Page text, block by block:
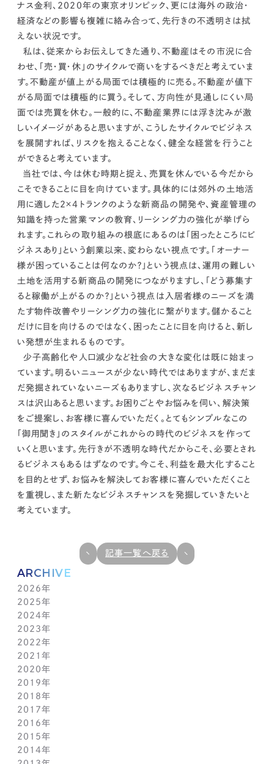
ARCHIVE
2026年
7月(1)
6月(1)
5月(1)
4月(1)
3月(1)
2月(1)
1月(1)
2025年
12月(1)
11月(1)
10月(1)
9月(1)
8月(1)
7月(1)
6月(1)
5月(1)
4月(1)
3月(1)
2月(1)
2024年
11月(1)
10月(1)
9月(1)
8月(1)
7月(1)
6月(1)
5月(1)
4月(1)
3月(1)
2月(1)
2023年
11月(1)
10月(1)
9月(1)
8月(1)
7月(1)
6月(1)
5月(1)
4月(1)
3月(1)
2022年
11月(1)
10月(1)
9月(1)
8月(1)
7月(1)
6月(1)
5月(1)
4月(1)
2021年
11月(1)
10月(1)
9月(1)
8月(1)
7月(1)
6月(1)
5月(1)
2020年
11月(2)
9月(2)
7月(1)
6月(2)
5月(2)
4月(3)
2019年
12月(2)
10月(1)
9月(2)
7月(1)
6月(2)
2018年
12月(1)
11月(1)
10月(1)
9月(2)
2017年
12月(1)
11月(1)
10月(1)
2016年
12月(1)
11月(1)
2015年
12月(1)
2014年
ナス金利、2020年の東京オリンピック、更には海外の政治・
経済などの影響も複雑に絡み合って、先行きの不透明さは拭
えない状況です。
私は、従来からお伝えしてきた通り、 不動産はその市況に合
わせ、「売・買・休」のサイクルで商いをするべきだと考えていま
す。 不動産が値上がる局面では積極的に売る。不動産が値下
がる局面では積極的に買う。そして、方向性が見通しにくい局
面では売買を休む。一般的に、不動産業界には浮き沈みが激
しいイメージがあると思いますが、こうしたサイクルでビジネス
を展開すれば、リスクを抱えることなく、健全な経営を行うこと
ができると考えています。
当社では、今は休む時期と捉え、売買を休んでいる今だから
こそできることに目を向けています。 具体的には郊外の土地活
用に適した2×4トランクのような新商品の開発や、資産管理の
知識を持った営業マンの教育、リーシング力の強化が挙げら
れます。 これらの取り組みの根底にあるのは「困ったところにビ
ジネスあり」という創業以来、変わらない視点です。
「オーナー
様が困っていることは何なのか？」という視点は、運用の難しい
土地を活用する新商品の開発につながりますし、「どう募集す
ると稼働が上がるのか？」という視点は入居者様のニーズを満
たす物件改善やリーシング力の強化に繋がります。儲かること
だけに目を向けるのではなく、困ったことに目を向けると、新し
い発想が生まれるものです。
少子高齢化や人口減少など社会の大きな変化は既に始まっ
ています。明るいニュースが少ない時代ではありますが、まだま
だ発掘されていないニーズもありますし、次なるビジネスチャン
スは沢山あると思います。 お困りごとやお悩みを伺い、解決策
をご提案し、お客様に喜んでいただく。とてもシンプルなこの
「御用聞き」のスタイルがこれからの時代のビジネスを作って
いくと思います。 先行きが不透明な時代だからこそ、必要とされ
るビジネスもあるはずなのです。今こそ、 利益を最大化すること
を目的とせず、お悩みを解決してお客様に喜んでいただくこと
を重視し、また新たなビジネスチャンスを発掘していきたいと
考えています。
記事一覧へ戻る